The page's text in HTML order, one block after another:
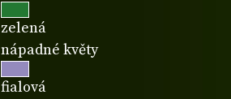
zelená
nápadné květy
fialová